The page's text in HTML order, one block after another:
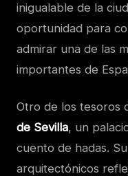
inigualable de la
oportunidad para
admirar una de las
importantes de
Otro de los tesoros
de Sevilla, un
cuento de hadas.
arquitectónicos